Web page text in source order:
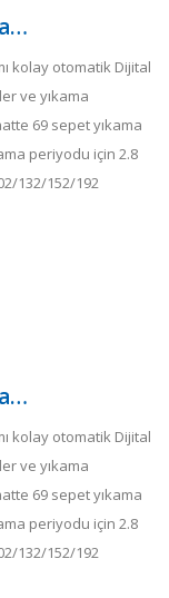
kolay otomatik Dijital
ve yıkama
69 sepet yıkama
periyodu için 2.8
132/152/192
kolay otomatik Dijital
ve yıkama
69 sepet yıkama
periyodu için 2.8
132/152/192